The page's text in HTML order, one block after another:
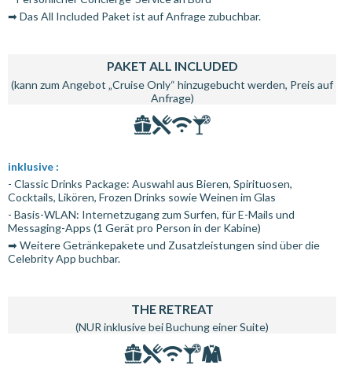
➡ Das All Included Paket ist auf Anfrage zubuchbar.
PAKET ALL INCLUDED
(kann zum Angebot „Cruise Only“ hinzugebucht werden, Preis auf
Anfrage)
inklusive :
- Classic Drinks Package: Auswahl aus Bieren, Spirituosen,
Cocktails, Likören, Frozen Drinks sowie Weinen im Glas
- Basis-WLAN: Internetzugang zum Surfen, für E-Mails und
Messaging-Apps (1 Gerät pro Person in der Kabine)
➡ Weitere Getränkepakete und Zusatzleistungen sind über die
Celebrity App buchbar.
THE RETREAT
(NUR inklusive bei Buchung einer Suite)